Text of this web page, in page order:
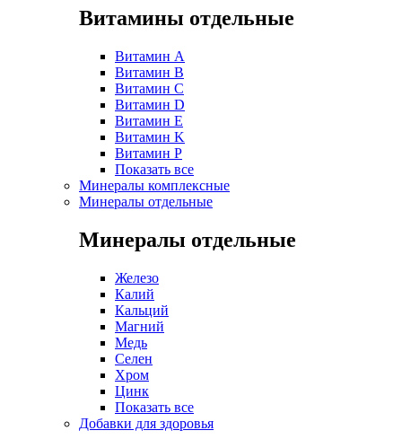
Витамины отдельные
Витамин A
Витамин B
Витамин C
Витамин D
Витамин E
Витамин K
Витамин P
Показать все
Минералы комплексные
Минералы отдельные
Минералы отдельные
Железо
Калий
Кальций
Магний
Медь
Селен
Хром
Цинк
Показать все
Добавки для здоровья